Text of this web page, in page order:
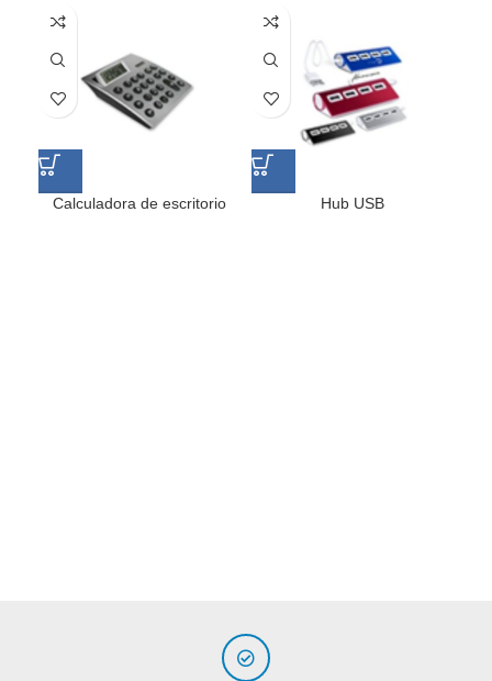
Calculadora de escritorio Hub USB